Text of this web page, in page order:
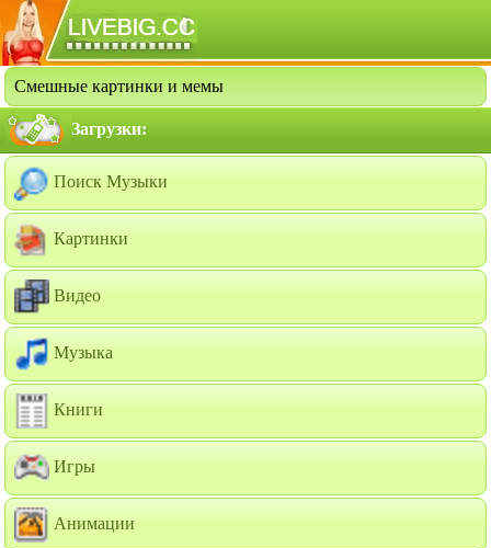
Смешные картинки и мемы
Загрузки:
Поиск Музыки
Картинки
Видео
Музыка
Книги
Игры
Анимации